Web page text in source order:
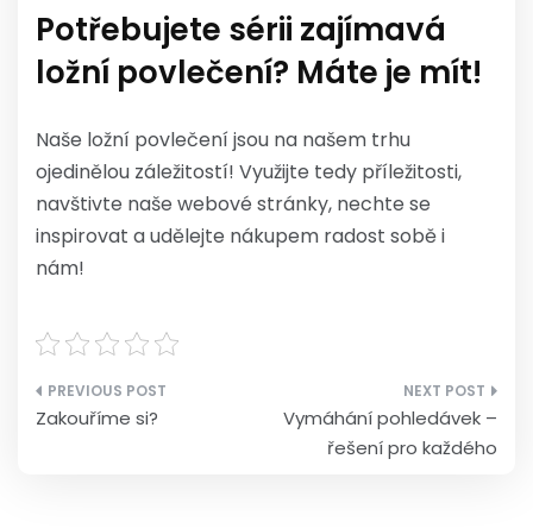
Potřebujete sérii zajímavá
ložní povlečení? Máte je mít!
Naše ložní povlečení jsou na našem trhu
ojedinělou záležitostí! Využijte tedy příležitosti,
navštivte naše webové stránky, nechte se
inspirovat a udělejte nákupem radost sobě i
nám!
Navigace
Zakouříme si?
Vymáhání pohledávek –
řešení pro každého